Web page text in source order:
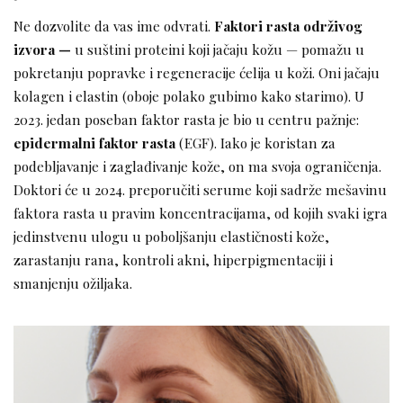
Ne dozvolite da vas ime odvrati. Faktori rasta održivog
izvora — u suštini proteini koji jačaju kožu — pomažu u
pokretanju popravke i regeneracije ćelija u koži. Oni jačaju
kolagen i elastin (oboje polako gubimo kako starimo). U
2023. jedan poseban faktor rasta je bio u centru pažnje:
epidermalni faktor rasta(EGF). Iako je koristan za
podebljavanje i zaglađivanje kože, on ma svoja ograničenja.
Doktori će u 2024. preporučiti serume koji sadrže mešavinu
faktora rasta u pravim koncentracijama, od kojih svaki igra
jedinstvenu ulogu u poboljšanju elastičnosti kože,
zarastanju rana, kontroli akni, hiperpigmentaciji i
smanjenju ožiljaka.